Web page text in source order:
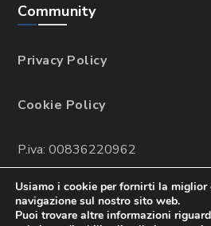
Community
Privacy Policy
Cookie Policy
P.iva: 00836220962
Usiamo i cookie per fornirti la miglior
navigazione sul nostro sito web.
Puoi trovare altre informazioni